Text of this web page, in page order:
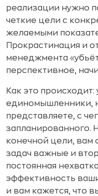
реализации нужно
четкие цели с
желаемыми
Прокрастинация и
менеджмента
перспективное,
Как это происходит:
единомышленники,
представляете, с
запланированного.
конечной цели, вам
задач важные и
постоянная
эффективность
и вам кажется, что